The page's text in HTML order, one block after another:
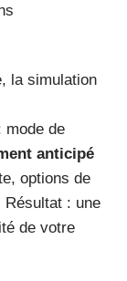
la simulation
mode de
anticipé
options de
Résultat : une
de votre